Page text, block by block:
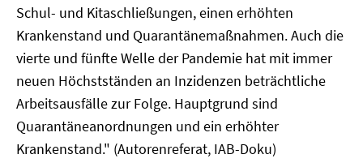
Schul- und Kitaschließungen, einen erhöhten
Krankenstand und Quarantänemaßnahmen. Auch die
vierte und fünfte Welle der Pandemie hat mit immer
neuen Höchstständen an Inzidenzen beträchtliche
Arbeitsausfälle zur Folge. Hauptgrund sind
Quarantäneanordnungen und ein erhöhter
Krankenstand." (Autorenreferat, IAB-Doku)